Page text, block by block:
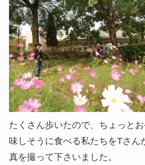
たくさん歩いたので、ちょっと
味しそうに食べる私たちをTさん
真を撮って下さいました。